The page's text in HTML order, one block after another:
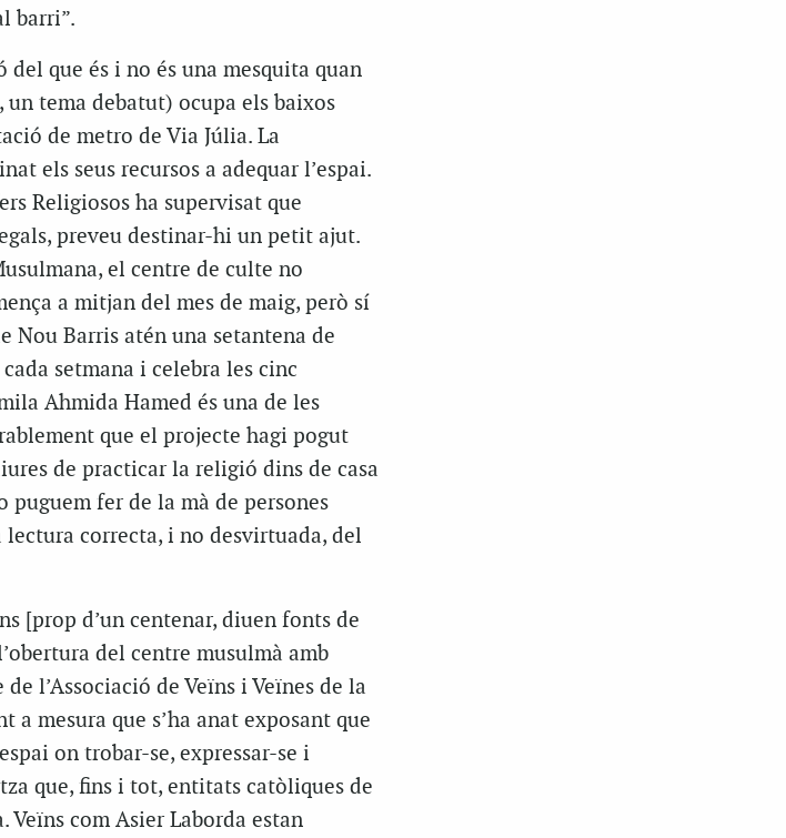
barri”.
que és i no és una mesquita quan
un tema debatut) ocupa els baixos
de metro de Via Júlia. La
els seus recursos a adequar l’espai.
Religiosos ha supervisat que
preveu destinar-hi un petit ajut.
el centre de culte no
a mitjan del mes de maig, però sí
Nou Barris atén una setantena de
setmana i celebra les cinc
Ahmida Hamed és una de les
que el projecte hagi pogut
de practicar la religió dins de casa
fer de la mà de persones
correcta, i no desvirtuada, del
[prop d’un centenar, diuen fonts de
del centre musulmà amb
l’Associació de Veïns i Veïnes de la
a mesura que s’ha anat exposant que
on trobar-se, expressar-se i
que, fins i tot, entitats catòliques de
com Asier Laborda estan